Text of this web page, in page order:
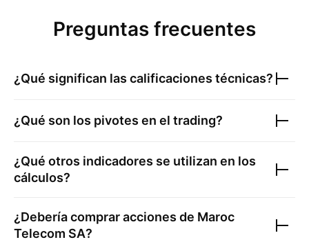
Preguntas frecuentes
¿Qué significan las calificaciones técnicas?
¿Qué son los pivotes en el trading?
¿Qué otros indicadores se utilizan en los
cálculos?
¿Debería comprar acciones de Maroc
Telecom SA?